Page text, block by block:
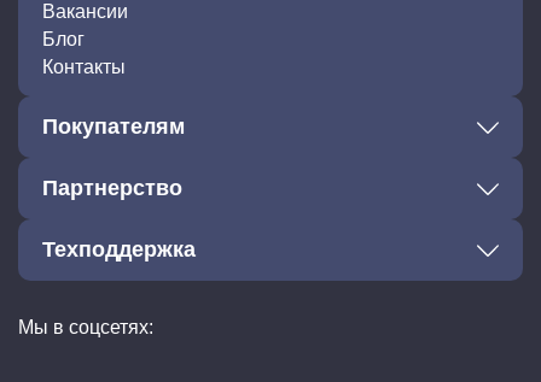
Вакансии
Блог
Контакты
Покупателям
Партнерство
Техподдержка
Мы в соцсетях: